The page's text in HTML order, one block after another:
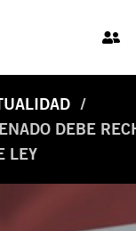
DEBE
LEY